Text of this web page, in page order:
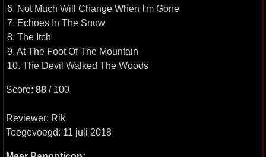
6. Not Much Will Change When I'm Gone
7. Echoes In The Snow
8. The Itch
9. At The Foot Of The Mountain
10. The Devil Walked The Woods
Score: 88 / 100
Reviewer: Rik
Toegevoegd: 11 juli 2018